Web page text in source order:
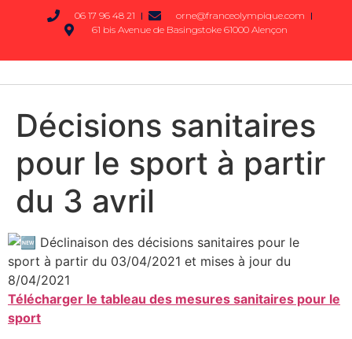
06 17 96 48 21
orne@franceolympique.com
61 bis Avenue de Basingstoke 61000 Alençon
Décisions sanitaires
pour le sport à partir
du 3 avril
Déclinaison des décisions sanitaires pour le
sport à partir du 03/04/2021 et mises à jour du
8/04/2021
Télécharger le tableau des mesures sanitaires pour le
sport